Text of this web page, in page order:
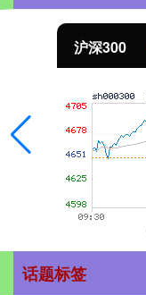
沪深300
话题标签